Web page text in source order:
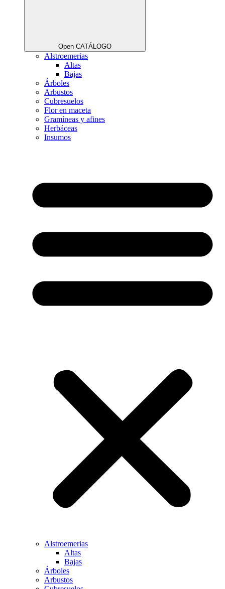
Open CATÁLOGO
Alstroemerias
Altas
Bajas
Árboles
Arbustos
Cubresuelos
Flor en maceta
Gramíneas y afines
Herbáceas
Insumos
Alstroemerias
Altas
Bajas
Árboles
Arbustos